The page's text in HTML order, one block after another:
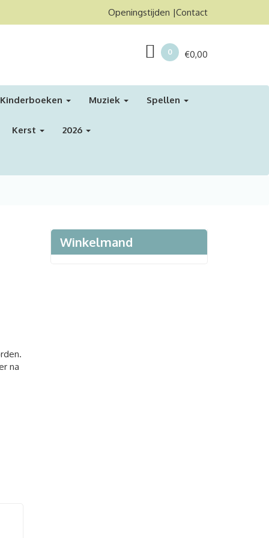
Openingstijden Contact
0 €0,00
Kinderboeken Muziek Spellen
Kerst 2026
na
Winkelmand